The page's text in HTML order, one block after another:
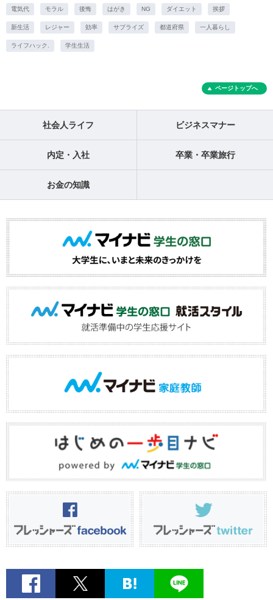
電気代 モラル 後悔 はがき NG ダイエット 挨拶
新生活 レジャー 効率 サプライズ 都道府県 一人暮らし
ライフハック. 学生生活
ページトップへ
社会人ライフ ビジネスマナー
内定・入社 卒業・卒業旅行
お金の知識